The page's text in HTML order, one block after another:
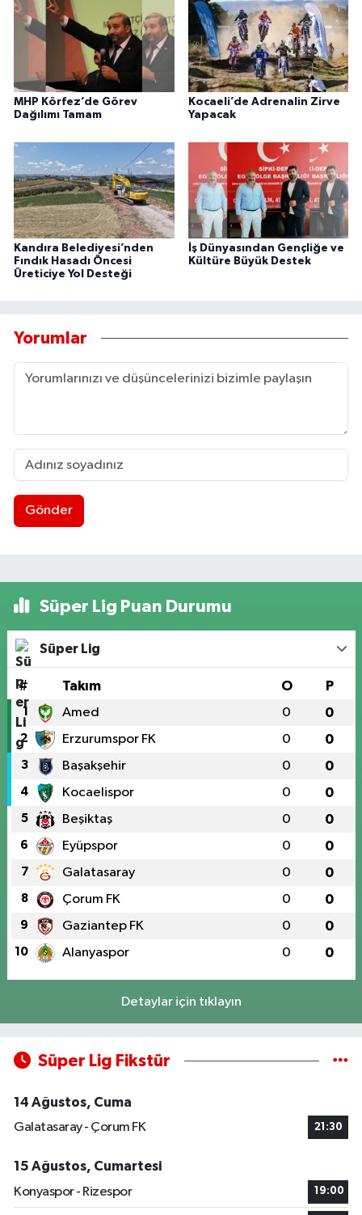
MHP Körfez’de Görev
Dağılımı Tamam
Kocaeli’de Adrenalin Zirve
Yapacak
Kandıra Belediyesi’nden
Fındık Hasadı Öncesi
Üreticiye Yol Desteği
İş Dünyasından Gençliğe ve
Kültüre Büyük Destek
Yorumlar
Gönder
Süper Lig Puan Durumu
Süper Lig
# Takım O P
1 Amed 0 0
2 Erzurumspor FK 0 0
3 Başakşehir 0 0
4 Kocaelispor 0 0
5 Beşiktaş 0 0
6 Eyüpspor 0 0
7 Galatasaray 0 0
8 Çorum FK 0 0
9 Gaziantep FK 0 0
10 Alanyaspor 0 0
Detaylar için tıklayın
Süper Lig Fikstür
14 Ağustos, Cuma
Galatasaray - Çorum FK
21:30
15 Ağustos, Cumartesi
Konyaspor - Rizespor
19:00